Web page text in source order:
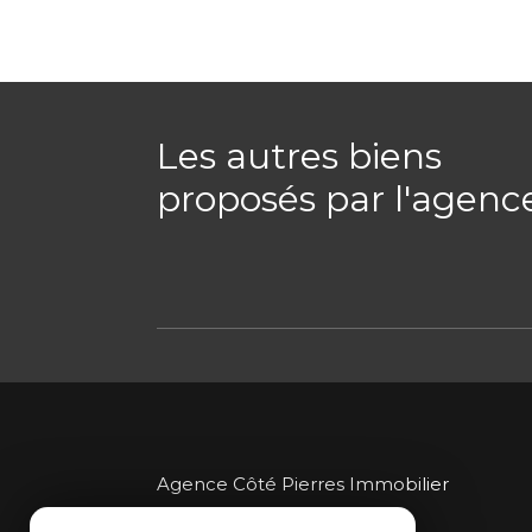
Les autres biens
proposés par
Agence Côté Pierres Immobilier